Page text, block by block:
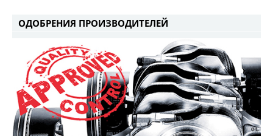
ОДОБРЕНИЯ ПРОИЗВОДИТЕЛЕЙ